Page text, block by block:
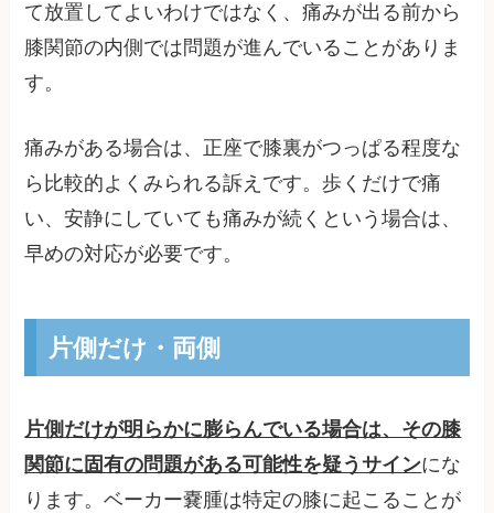
て放置してよいわけではなく、痛みが出る前から
膝関節の内側では問題が進んでいることがありま
す。
痛みがある場合は、正座で膝裏がつっぱる程度な
ら比較的よくみられる訴えです。歩くだけで痛
い、安静にしていても痛みが続くという場合は、
早めの対応が必要です。
片側だけ・両側
片側だけが明らかに膨らんでいる場合は、その膝
関節に固有の問題がある可能性を疑うサインにな
ります。ベーカー嚢腫は特定の膝に起こることが